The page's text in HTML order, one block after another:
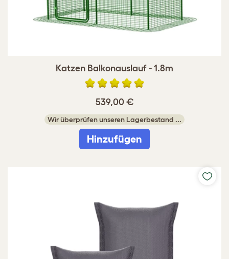
Katzen Balkonauslauf - 1.8m
539,00 €
Wir überprüfen unseren Lagerbestand ...
Hinzufügen